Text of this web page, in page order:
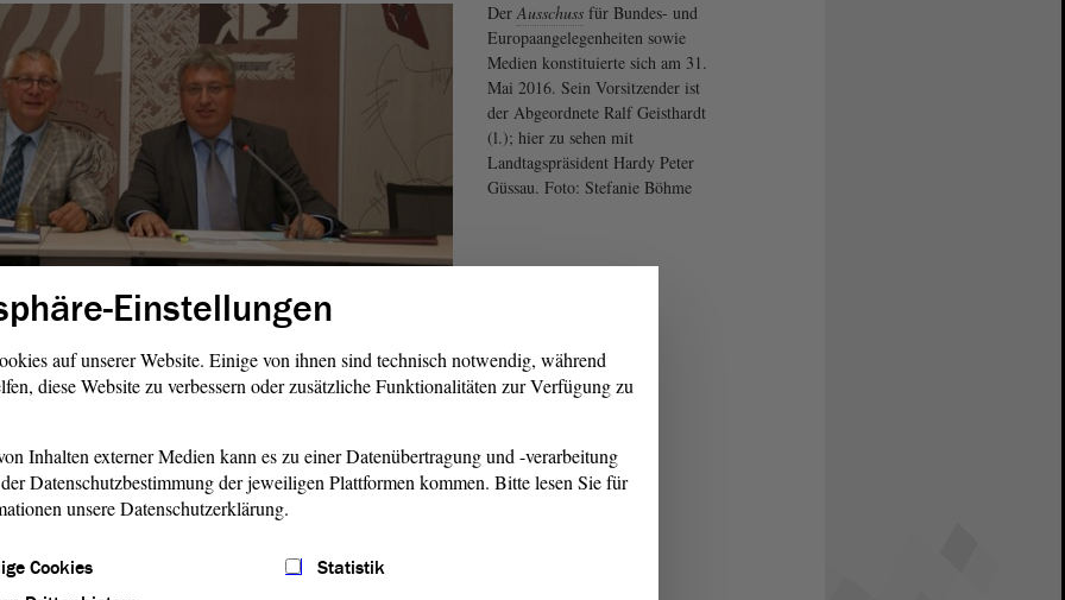
1/11
DerAusschussfür Bundes- und
Europaangelegenheiten sowie
Medien konstituierte sich am 31.
Mai 2016. Sein Vorsitzender ist
der Abgeordnete Ralf Geisthardt
(l.); hier zu sehen mit
Landtagspräsident Hardy Peter
Güssau. Foto: Stefanie Böhme
war bei jeder ersten Sitzung eines Ausschusses
eine konstruktive Arbeit. Die beste Lösung für
im Mittelpunkt stehen, betonte Güssau.
Themen gibt es im
mehrere Ausschüsse. In
Einstellungen
auf unserer Website. Einige von ihnen sind technisch notwendig, während
diese Website zu verbessern oder zusätzliche Funktionalitäten zur Verfügung zu
Inhalten externer Medien kann es zu einer Datenübertragung und -verarbeitung
Datenschutzbestimmung der jeweiligen Plattformen kommen. Bitte lesen Sie für
unsere Datenschutzerklärung.
Cookies
Statistik